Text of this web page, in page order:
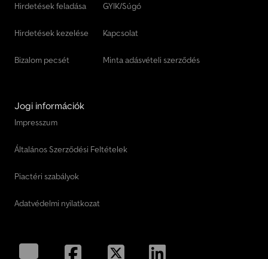
Hirdetések feladása
Hirdetések kezelése
Bizalom pecsét
GYIK/Súgó
Kapcsolat
Minta adásvételi szerződés
Jogi információk
Impresszum
Általános Szerződési Feltételek
Piactéri szabályok
Adatvédelmi nyilatkozat